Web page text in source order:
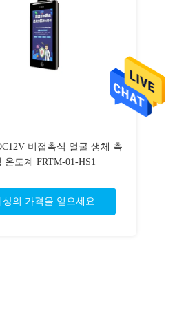
비접촉식 얼굴 생체 측
온도계 FRTM-01-HS1
상의 가격을 얻으세요